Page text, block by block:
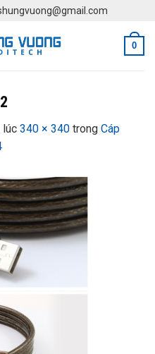
0
lúc 340 × 340 trong Cáp